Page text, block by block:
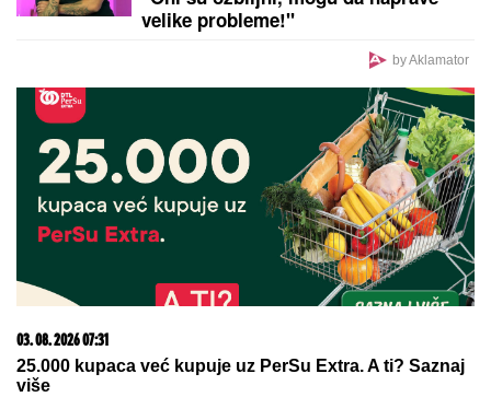
velike probleme!"
by Aklamator
03. 08. 2026 07:31
25.000 kupaca već kupuje uz PerSu Extra. A ti? Saznaj
više